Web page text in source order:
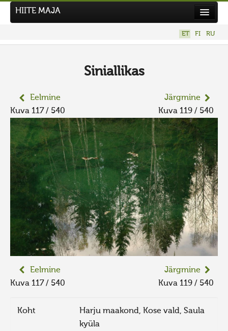
Tegutse
Kuvavõistlused
UUS KUVAVÕISTLUS
Hiite kuvavõistlus 2026
VANEMAD KUVAVÕISTLUSED
Kontakt
HIITE MAJA
ET FI RU
Siniallikas
Eelmine
Kuva 117 / 540
Järgmine
Kuva 119 / 540
Eelmine
Kuva 117 / 540
Järgmine
Kuva 119 / 540
Koht
Harju maakond, Kose vald, Saula
kyüla